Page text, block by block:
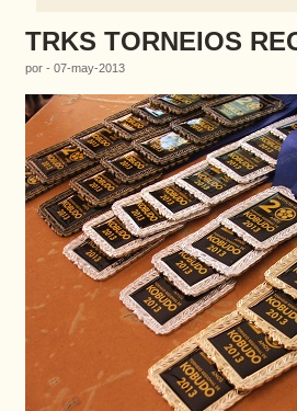
TRKS TORNEIOS
por - 07-may-2013